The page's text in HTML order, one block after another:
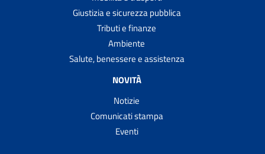
Giustizia e sicurezza pubblica
Tributi e finanze
Ambiente
Salute, benessere e assistenza
NOVITÀ
Notizie
Comunicati stampa
Eventi